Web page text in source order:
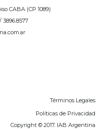
CABA (CP 1089)
3896.8577
Términos Legales
Políticas de Privacidad
Copyright © 2017. IAB Argentina